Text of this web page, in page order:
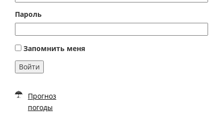
Пароль
Запомнить меня
Войти
Прогноз
погоды